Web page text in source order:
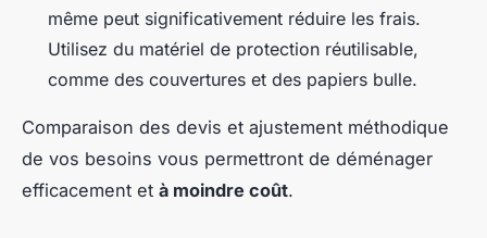
même peut significativement réduire les frais.
Utilisez du matériel de protection réutilisable,
comme des couvertures et des papiers bulle.
Comparaison des devis et ajustement méthodique
de vos besoins vous permettront de déménager
efficacement et à moindre coût.